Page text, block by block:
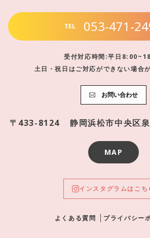
TEL 053-471-
受付対応時間:平日
土日・祝日はご対応ができない場合
お問い合わせ
〒433-8124 静岡浜松市中央区
MAP
インスタグラムはこち
よくある質問 プライバシー